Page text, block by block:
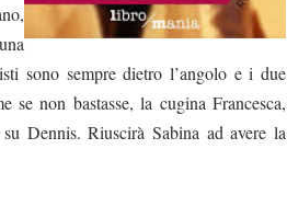
sono sempre dietro l’angolo e i due
se non bastasse, la cugina Francesca,
Dennis. Riuscirà Sabina ad avere la